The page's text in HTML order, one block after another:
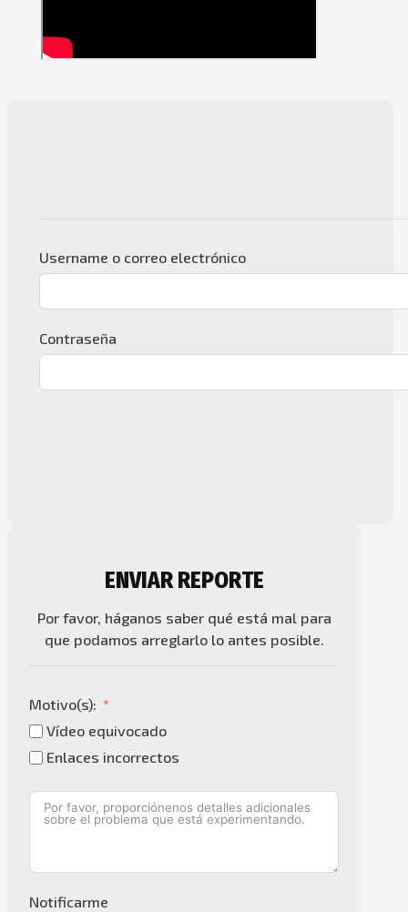
Username o correo electrónico
Contraseña
ENVIAR REPORTE
Por favor, háganos saber qué está mal para
que podamos arreglarlo lo antes posible.
Motivo(s):
Vídeo equivocado
Enlaces incorrectos
Notificarme